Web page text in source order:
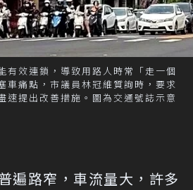
有效連鎖，導致用路人時常「走一個
車痛點，市議員林冠維質詢時，要求
速提出改善措施。圖為交通號誌示意
遍路窄，車流量大，許多